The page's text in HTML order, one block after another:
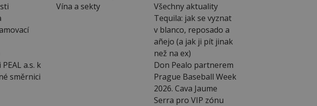
a.s. k
směrnici
Vína a sekty
Všechny aktuality
Tequila: jak se vyznat
v blanco, reposado a
añejo (a jak ji pít jinak
než na ex)
Don Pealo partnerem
Prague Baseball Week
2026. Cava Jaume
Serra pro VIP zónu